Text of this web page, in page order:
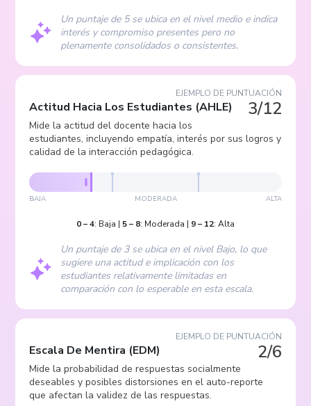
Un puntaje de 5 se ubica en el nivel medio e indica
interés y compromiso presentes pero no
plenamente consolidados o consistentes.
EJEMPLO DE PUNTUACIÓN
3/12
Actitud Hacia Los Estudiantes (AHLE)
Mide la actitud del docente hacia los
estudiantes, incluyendo empatía, interés por sus logros y
calidad de la interacción pedagógica.
BAJA MODERADA ALTA
0–4: Baja | 5– 8: Moderada | 9– 12: Alta
Un puntaje de 3 se ubica en el nivel Bajo, lo que
sugiere una actitud e implicación con los
estudiantes relativamente limitadas en
comparación con lo esperable en esta escala.
EJEMPLO DE PUNTUACIÓN
2/6
Escala De Mentira (EDM)
Mide la probabilidad de respuestas socialmente
deseables y posibles distorsiones en el auto-reporte
que afectan la validez de las respuestas.